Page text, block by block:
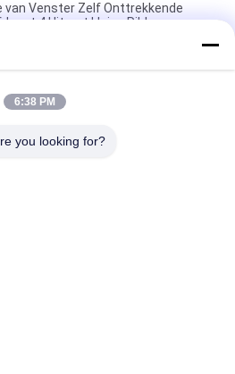
van Venster Zelf Onttrekkende
met 4 Uiterst kleine Ribben
van het roestvrij staala2
Volledige Draad
JIS van het Punt Zelf
6:38 PM
you looking for?